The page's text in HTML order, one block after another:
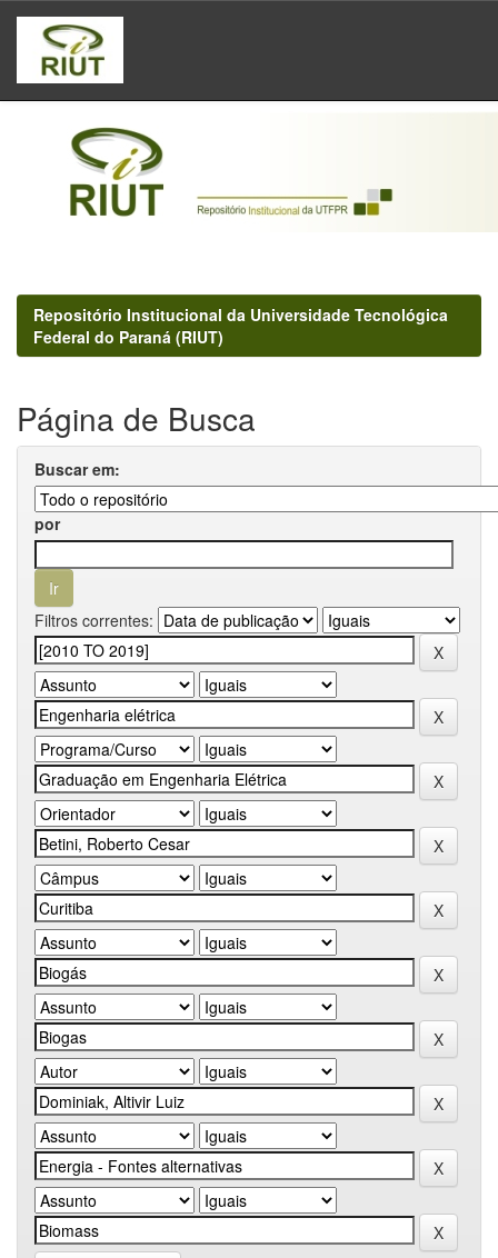
Skip
navigation
Repositório Institucional da Universidade Tecnológica
Federal do Paraná (RIUT)
Página de Busca
Buscar em:
por
Filtros correntes: